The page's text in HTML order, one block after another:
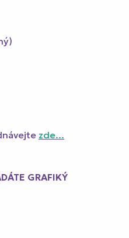
zde...
GRAFIKÝ